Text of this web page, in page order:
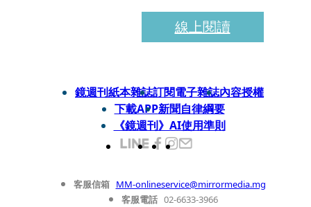
線上閱讀
鏡週刊紙本雜誌訂閱電子雜誌內容授權
下載APP新聞自律綱要
《鏡週刊》AI使用準則
客服信箱 MM-onlineservice@mirrormedia.mg
客服電話 02-6633-3966